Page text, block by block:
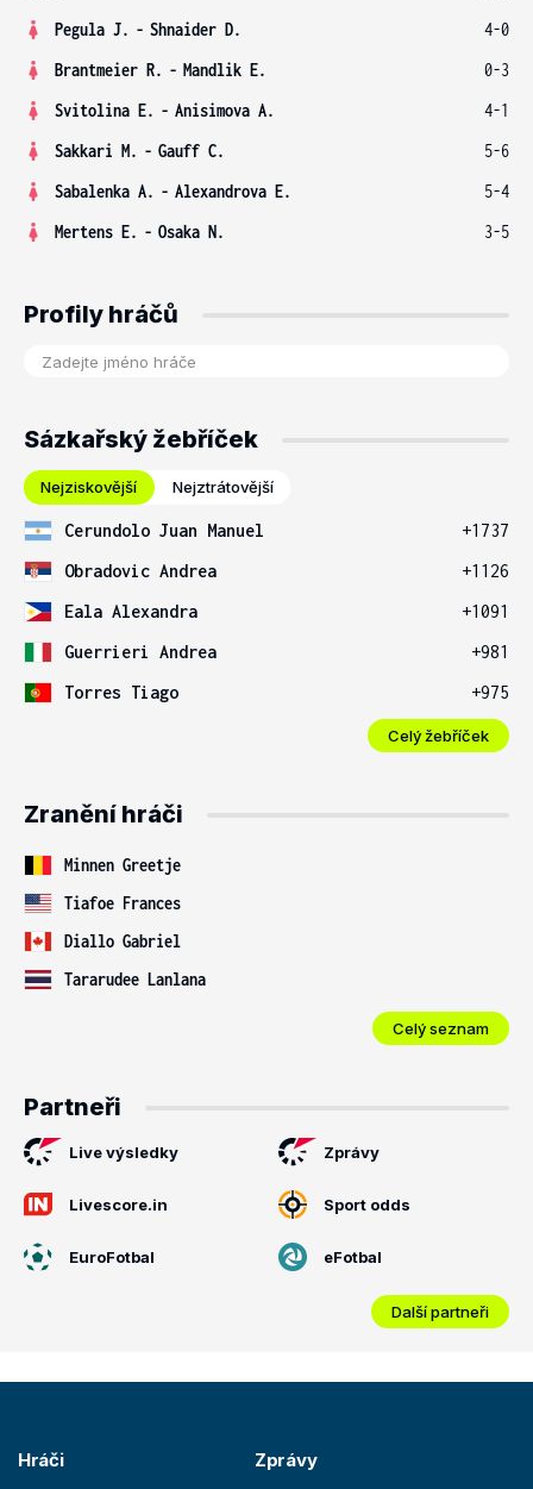
Pegula J. - Shnaider D.
4-0
Brantmeier R. - Mandlik E.
0-3
Svitolina E. - Anisimova A.
4-1
Sakkari M. - Gauff C.
5-6
Sabalenka A. - Alexandrova E.
5-4
Mertens E. - Osaka N. 3-5
Profily hráčů
Sázkařský žebříček
Nejziskovější Nejztrátovější
Cerundolo Juan Manuel
+1737
Obradovic Andrea
+1126
Eala Alexandra
+1091
Guerrieri Andrea
+981
Torres Tiago
+975
Celý žebříček
Zranění hráči
Minnen Greetje
Tiafoe Frances
Diallo Gabriel
Tararudee Lanlana
Celý seznam
Partneři
Live výsledky Zprávy
Livescore.in Sport odds
EuroFotbal eFotbal
Další partneři
Hráči Zprávy